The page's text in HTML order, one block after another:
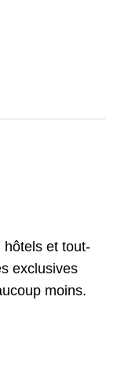
hôtels et tout-
exclusives
moins.